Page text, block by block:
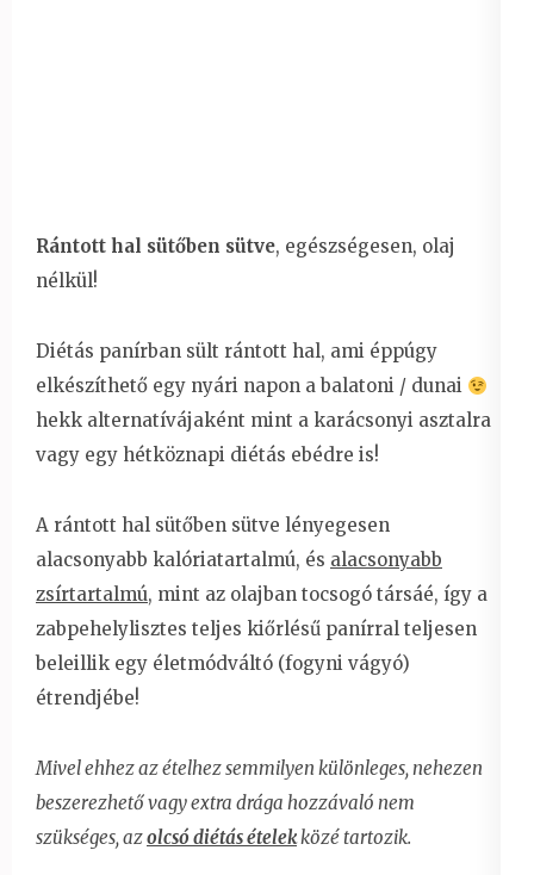
Rántott hal sütőben sütve, egészségesen, olaj
nélkül!
Diétás panírban sült rántott hal, ami éppúgy
elkészíthető egy nyári napon a balatoni / dunai
hekk alternatívájaként mint a karácsonyi asztalra
vagy egy hétköznapi diétás ebédre is!
A rántott hal sütőben sütve lényegesen
alacsonyabb kalóriatartalmú, és alacsonyabb
zsírtartalmú, mint az olajban tocsogó társáé, így a
zabpehelylisztes teljes kiőrlésű panírral teljesen
beleillik egy életmódváltó (fogyni vágyó)
étrendjébe!
Mivel ehhez az ételhez semmilyen különleges, nehezen
beszerezhető vagy extra drága hozzávaló nem
szükséges, azolcsó diétás ételekközé tartozik.